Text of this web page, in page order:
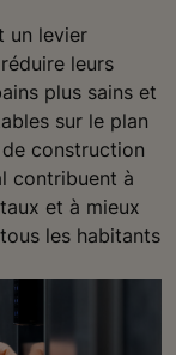
un levier
leurs
plus sains et
sur le plan
construction
contribuent à
et à mieux
les habitants